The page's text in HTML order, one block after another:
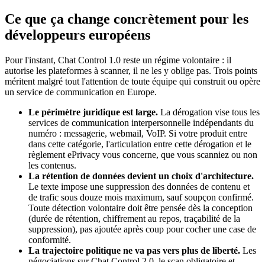
Ce que ça change concrètement pour les
développeurs européens
Pour l'instant, Chat Control 1.0 reste un régime volontaire : il
autorise les plateformes à scanner, il ne les y oblige pas. Trois points
méritent malgré tout l'attention de toute équipe qui construit ou opère
un service de communication en Europe.
Le périmètre juridique est large. La dérogation vise tous les
services de communication interpersonnelle indépendants du
numéro : messagerie, webmail, VoIP. Si votre produit entre
dans cette catégorie, l'articulation entre cette dérogation et le
règlement ePrivacy vous concerne, que vous scanniez ou non
les contenus.
La rétention de données devient un choix d'architecture.
Le texte impose une suppression des données de contenu et
de trafic sous douze mois maximum, sauf soupçon confirmé.
Toute détection volontaire doit être pensée dès la conception
(durée de rétention, chiffrement au repos, traçabilité de la
suppression), pas ajoutée après coup pour cocher une case de
conformité.
La trajectoire politique ne va pas vers plus de liberté. Les